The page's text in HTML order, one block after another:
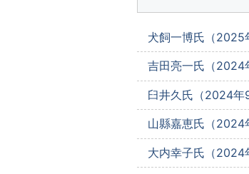
犬飼一博氏（2025
吉田亮一氏（2024
臼井久氏（2024年
山縣嘉恵氏（2024
大内幸子氏（2024